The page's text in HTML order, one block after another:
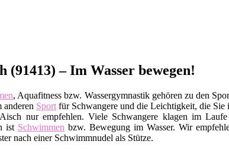
(91413) – Im Wasser bewegen!
, Aquafitness bzw. Wassergymnastik gehören zu den
anderen Sportfür Schwangere und die Leichtigkeit, die Sie
nur empfehlen. Viele Schwangere klagen im
ist Schwimmen bzw. Bewegung im Wasser. Wir
nach einer Schwimmnudel als Stütze.